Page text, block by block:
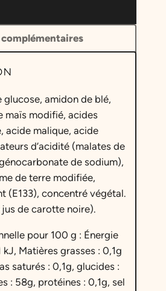
glucose, amidon de blé,
maïs modifié, acides
acide malique, acide
d’acidité (malates de
de sodium),
de terre modifiée,
(E133), concentré végétal.
de carotte noire).
pour 100 g : Énergie
kJ, Matières grasses : 0,1g
saturés : 0,1g, glucides :
: 58g, protéines : 0,1g, sel